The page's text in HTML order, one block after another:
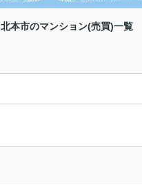
北本市のマンション(売買)一覧